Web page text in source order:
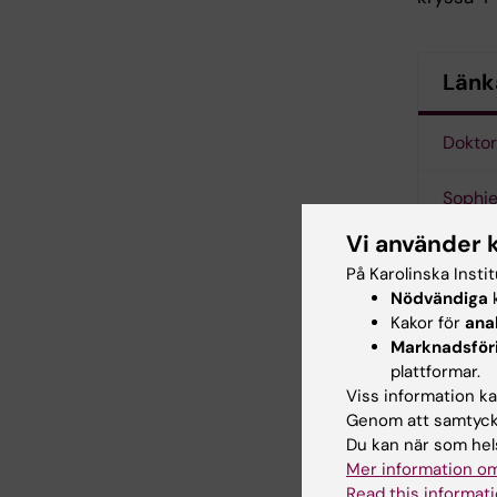
Tags
Webb
Vi använder
På Karolinska
Nödvändiga
Kakor för
plattformar.
Viss information
Genom att
Du kan när som
Mer information